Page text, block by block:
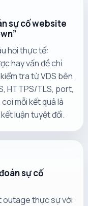
sự cố website
hỏi thực tế:
hay vấn đề chỉ
tra từ VDS bên
HTTPS/TLS, port,
mỗi kết quả là
luận tuyệt đối.
sự cố
outage thực sự với